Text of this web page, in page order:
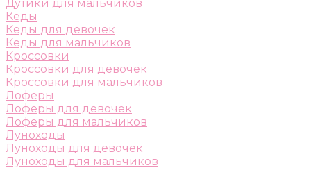
Дутики для мальчиков
Кеды
Кеды для девочек
Кеды для мальчиков
Кроссовки
Кроссовки для девочек
Кроссовки для мальчиков
Лоферы
Лоферы для девочек
Лоферы для мальчиков
Луноходы
Луноходы для девочек
Луноходы для мальчиков